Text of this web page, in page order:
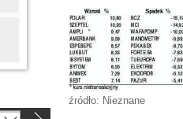
źródło: Nieznane